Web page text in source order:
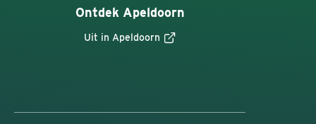
Ontdek Apeldoorn
Uit in Apeldoorn